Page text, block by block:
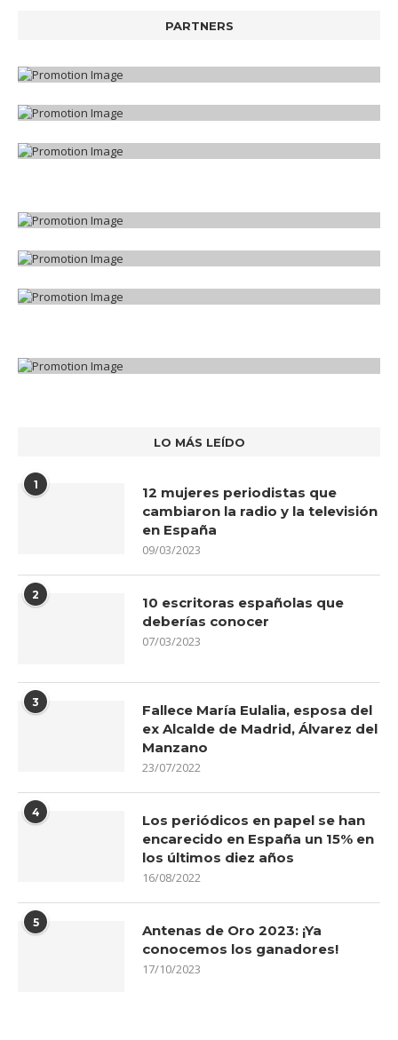
PARTNERS
LO MÁS LEÍDO
1
12 mujeres periodistas que
cambiaron la radio y la televisión
en España
09/03/2023
2
10 escritoras españolas que
deberías conocer
07/03/2023
3
Fallece María Eulalia, esposa del
ex Alcalde de Madrid, Álvarez del
Manzano
23/07/2022
4
Los periódicos en papel se han
encarecido en España un 15% en
los últimos diez años
16/08/2022
5
Antenas de Oro 2023: ¡Ya
conocemos los ganadores!
17/10/2023